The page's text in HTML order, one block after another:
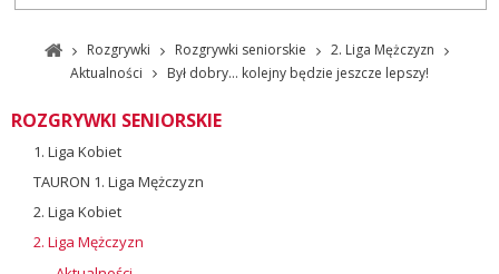
ROZGRYWKI
PL
EN
Rozgrywki Rozgrywki seniorskie
2. Liga Mężczyzn
Aktualności
Był dobry… kolejny będzie jeszcze lepszy!
ROZGRYWKI SENIORSKIE
1. Liga Kobiet
TAURON 1. Liga Mężczyzn
2. Liga Kobiet
2. Liga Mężczyzn